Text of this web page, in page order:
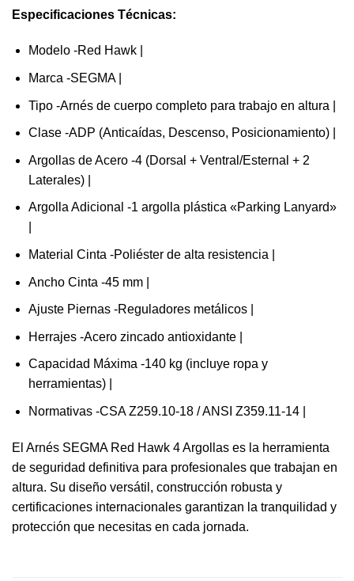
Especificaciones Técnicas:
Modelo -Red Hawk |
Marca -SEGMA |
Tipo -Arnés de cuerpo completo para trabajo en altura |
Clase -ADP (Anticaídas, Descenso, Posicionamiento) |
Argollas de Acero -4 (Dorsal + Ventral/Esternal + 2
Laterales) |
Argolla Adicional -1 argolla plástica «Parking Lanyard»
Material Cinta -Poliéster de alta resistencia |
Ancho Cinta -45 mm |
Ajuste Piernas -Reguladores metálicos |
Herrajes -Acero zincado antioxidante |
Capacidad Máxima -140 kg (incluye ropa y
herramientas) |
Normativas -CSA Z259.10-18 / ANSI Z359.11-14 |
El Arnés SEGMA Red Hawk 4 Argollas es la herramienta
de seguridad definitiva para profesionales que trabajan en
altura. Su diseño versátil, construcción robusta y
certificaciones internacionales garantizan la tranquilidad y
protección que necesitas en cada jornada.